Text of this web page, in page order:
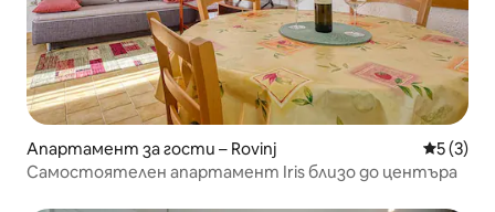
Апартамент за гости – Rovinj Средна
5 (3)
Самостоятелен апартамент Iris близо до центъра